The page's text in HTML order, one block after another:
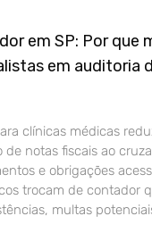
em SP: Por que
em auditoria
clínicas médicas
de notas fiscais ao
e obrigações
trocam de contador
multas